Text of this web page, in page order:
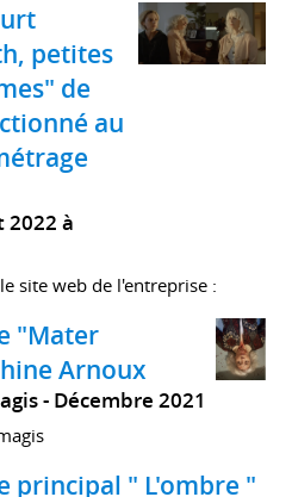
petites
de
au
2022 à
site web de l'entreprise :
"Mater
Arnoux
Décembre 2021
principal " L'ombre "